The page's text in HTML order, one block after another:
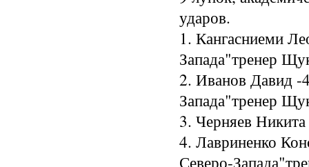
ударов.
1. Кангасниеми
Запада"тренер
2. Иванов Давид -
Запада"тренер
3. Черняев
4. Лавриненко
Северо-